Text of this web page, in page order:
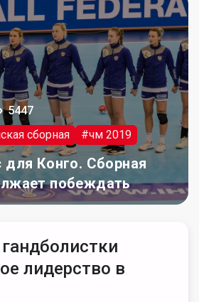
5447
сборная #чм 2019
для Конго. Сборная
побеждать
лидерство в